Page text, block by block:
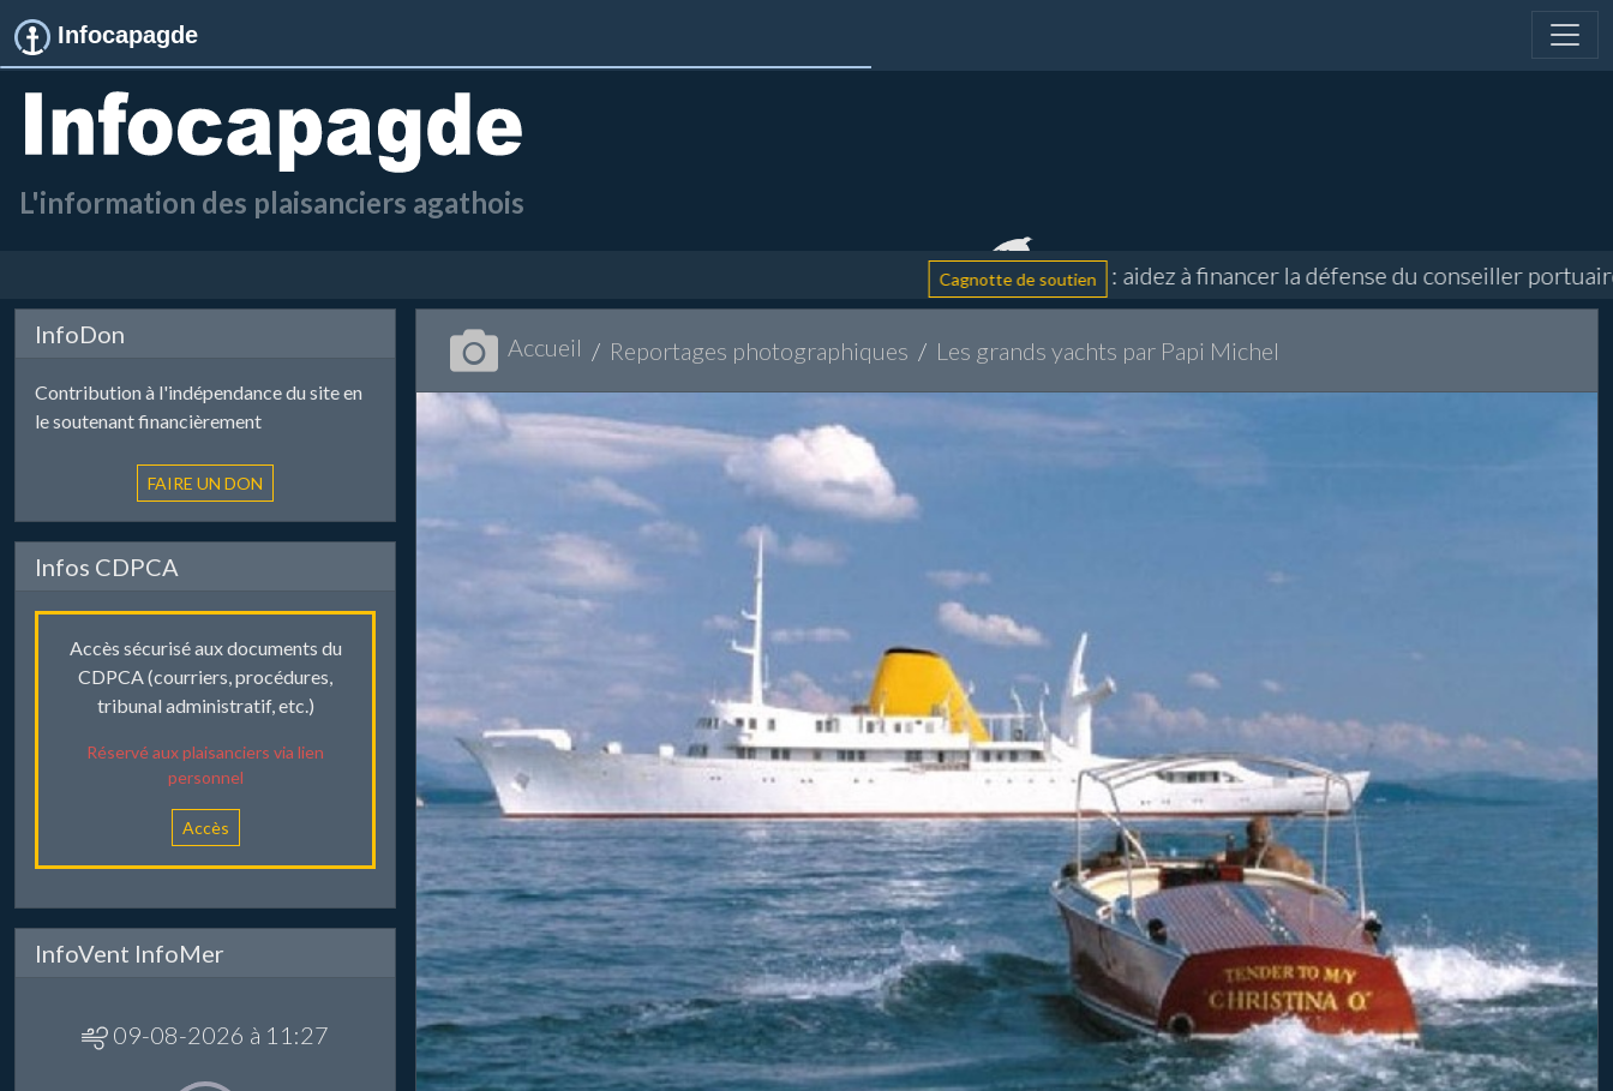
Infocapagde
L'information des plaisanciers agathois
Cagnotte de soutien : aidez à financer la défense du conseiller portuaire et
InfoDon
Contribution à l'indépendance du site en
le soutenant financièrement
Infos CDPCA
Accès sécurisé aux documents du
CDPCA (courriers, procédures,
tribunal administratif, etc.)
Réservé aux plaisanciers via lien
personnel
Accès
InfoVent InfoMer
09-08-2026 à 11:27
Accueil Reportages photographiques Les grands yachts par Papi Michel